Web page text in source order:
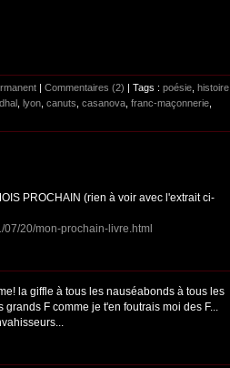
Commentaires (2) | Tags : poésie histoire
lyon canuts casanova franc-maçonnerie
PROCHAIN (rien à voir avec l'extrait ci-
07/20/mon-prochain-livre.html
la giffle à tous les nauséabonds à tous les
F comme je t'en foutrais moi des F...